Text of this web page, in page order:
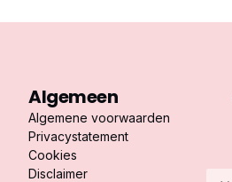
Algemeen
Algemene voorwaarden
Privacystatement
Cookies
Disclaimer